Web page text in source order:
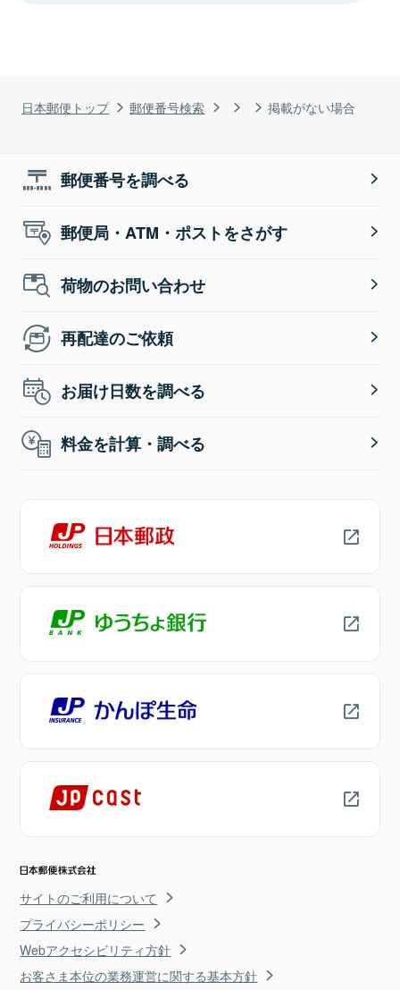
日本郵便トップ 郵便番号検索 掲載がない場合
郵便番号を調べる
郵便局・ATM・ポストをさがす
荷物のお問い合わせ
再配達のご依頼
お届け日数を調べる
料金を計算・調べる
サイトのご利用について
プライバシーポリシー
Webアクセシビリティ方針
お客さま本位の業務運営に関する基本方針